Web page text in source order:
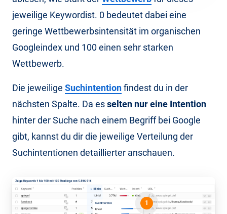
jeweilige Keywordist. 0 bedeutet dabei eine
geringe Wettbewerbsintensität im organischen
Googleindex und 100 einen sehr starken
Wettbewerb.
Die jeweilige Suchintentionfindest du in der
nächsten Spalte. Da esselten nur eine Intention
hinter der Suche nach einem Begriff bei Google
gibt, kannst du dir die jeweilige Verteilung der
Suchintentionen detaillierter anschauen.
1